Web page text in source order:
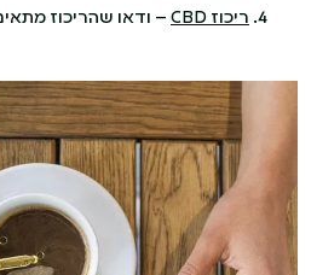
ריכוז CBD – ודאו שהריכוז